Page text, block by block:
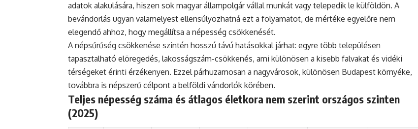
adatok alakulására, hiszen sok magyar állampolgár vállal munkát vagy telepedik le külföldön. A
bevándorlás ugyan valamelyest ellensúlyozhatná ezt a folyamatot, de mértéke egyelőre nem
elegendő ahhoz, hogy megállítsa a népesség csökkenését.
A népsűrűség csökkenése szintén hosszú távú hatásokkal járhat: egyre több településen
tapasztalható elöregedés, lakosságszám-csökkenés, ami különösen a kisebb falvakat és vidéki
térségeket érinti érzékenyen. Ezzel párhuzamosan a nagyvárosok, különösen Budapest környéke,
továbbra is népszerű célpont a belföldi vándorlók körében.
Teljes népesség száma és átlagos életkora nem szerint országos szinten
(2025)